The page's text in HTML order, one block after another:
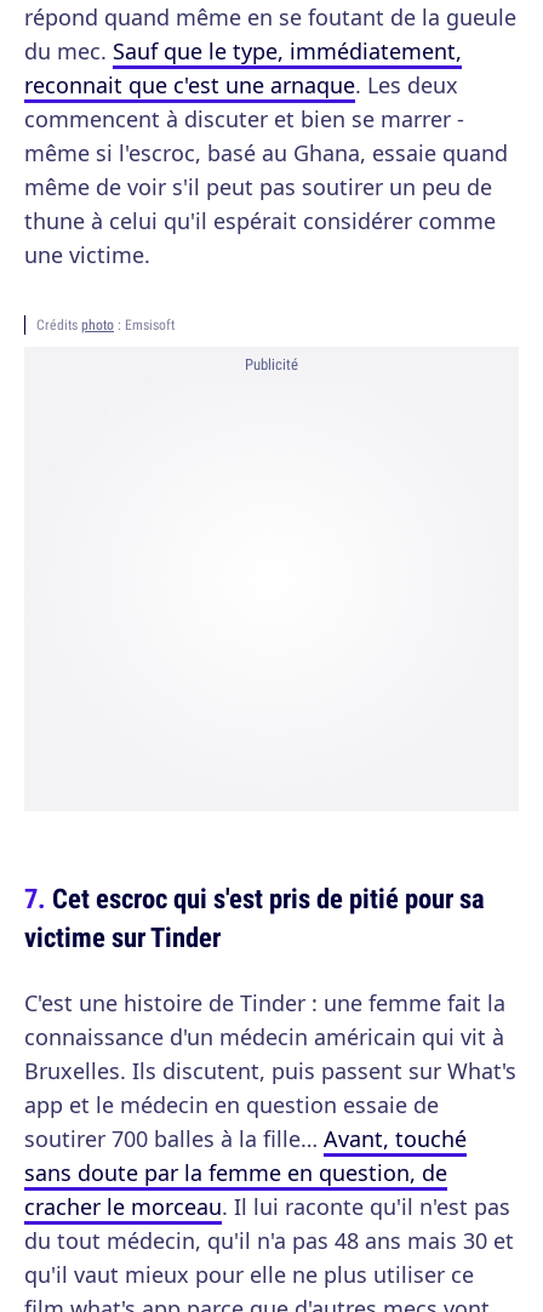
répond quand même en se foutant de la gueule
du mec. Sauf que le type, immédiatement,
reconnait que c'est une arnaque. Les deux
commencent à discuter et bien se marrer -
même si l'escroc, basé au Ghana, essaie quand
même de voir s'il peut pas soutirer un peu de
thune à celui qu'il espérait considérer comme
une victime.
Crédits photo : Emsisoft
Publicité
Cet escroc qui s'est pris de pitié pour sa
victime sur Tinder
C'est une histoire de Tinder : une femme fait la
connaissance d'un médecin américain qui vit à
Bruxelles. Ils discutent, puis passent sur What's
app et le médecin en question essaie de
soutirer 700 balles à la fille… Avant, touché
sans doute par la femme en question, de
cracher le morceau. Il lui raconte qu'il n'est pas
du tout médecin, qu'il n'a pas 48 ans mais 30 et
qu'il vaut mieux pour elle ne plus utiliser ce